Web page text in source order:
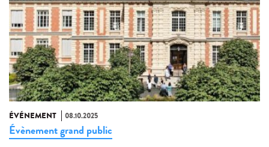
ÉVÉNEMENT 08.10.2025
Évènement grand public